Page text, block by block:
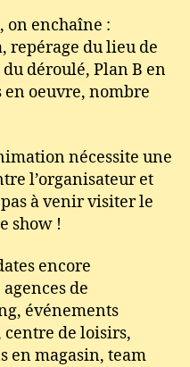
on enchaîne :
repérage du lieu de
déroulé, Plan B en
oeuvre, nombre
nécessite une
l’organisateur et
à venir visiter le
show !
encore
de
événements
de loisirs,
en magasin, team